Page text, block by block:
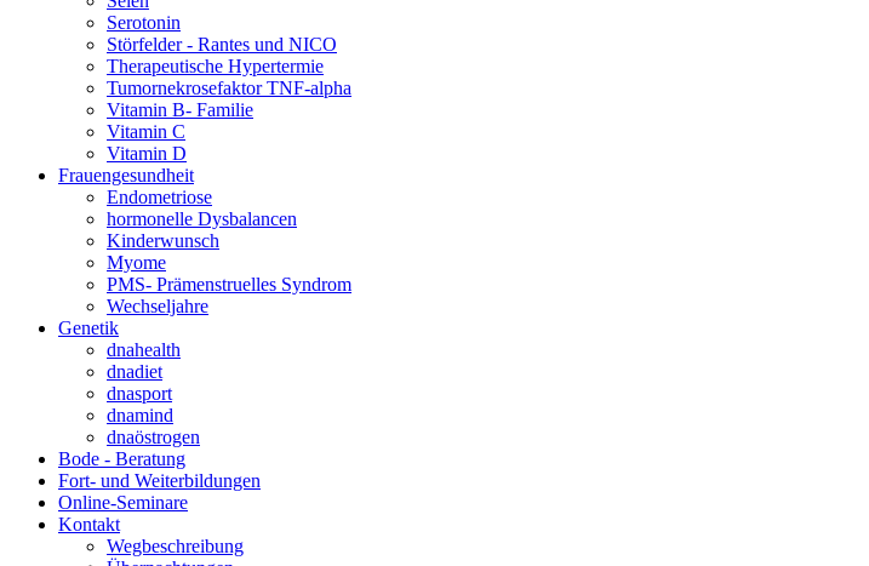
Serotonin
Störfelder - Rantes und NICO
Therapeutische Hypertermie
Tumornekrosefaktor TNF-alpha
Vitamin B- Familie
Vitamin C
Vitamin D
Frauengesundheit
Endometriose
hormonelle Dysbalancen
Kinderwunsch
Myome
PMS- Prämenstruelles Syndrom
Wechseljahre
Genetik
dnahealth
dnadiet
dnasport
dnamind
dnaöstrogen
Bode - Beratung
Fort- und Weiterbildungen
Online-Seminare
Kontakt
Wegbeschreibung